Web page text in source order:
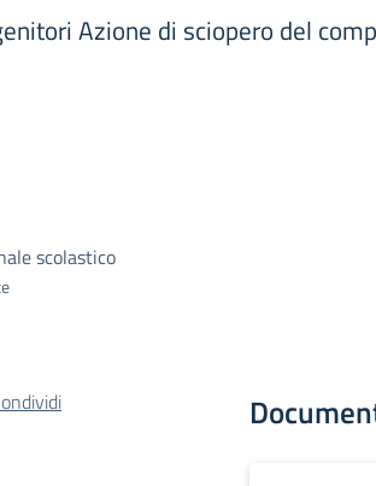
Azione di sciopero del
scolastico